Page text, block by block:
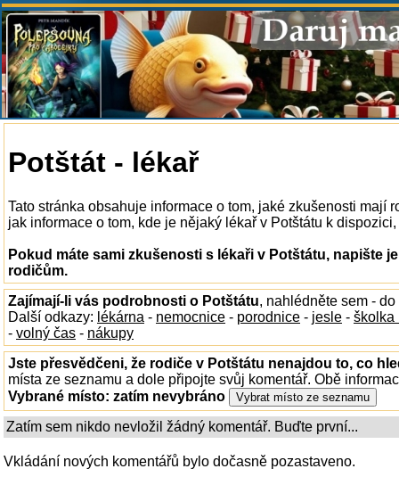
Potštát - lékař
Tato stránka obsahuje informace o tom, jaké zkušenosti mají
jak informace o tom, kde je nějaký lékař v Potštátu k
Pokud máte sami zkušenosti s lékaři v Potštátu, napište
rodičům.
Zajímají-li vás podrobnosti o Potštátu, nahlédněte sem - do
Další odkazy: lékárna - nemocnice - porodnice - jesle - školka
- volný čas - nákupy
Jste přesvědčeni, že rodiče v Potštátu nenajdou to, co
místa ze seznamu a dole připojte svůj komentář. Obě
Vybrané místo: zatím nevybráno
Zatím sem nikdo nevložil žádný komentář. Buďte první...
Vkládání nových komentářů bylo dočasně pozastaveno.